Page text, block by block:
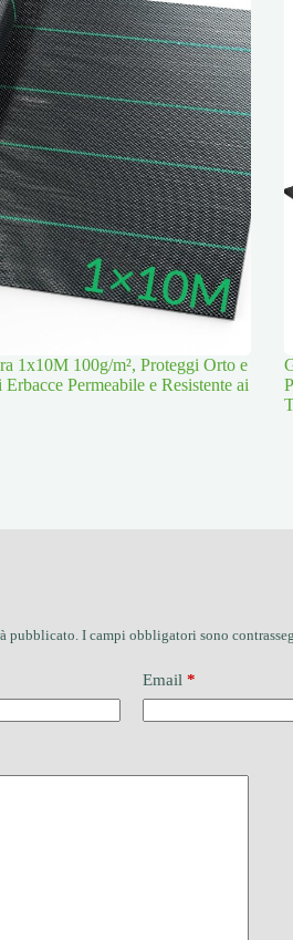
1x10M 100g/m², Proteggi Orto e
Permeabile e Resistente ai
pubblicato. I campi obbligatori sono
Email *